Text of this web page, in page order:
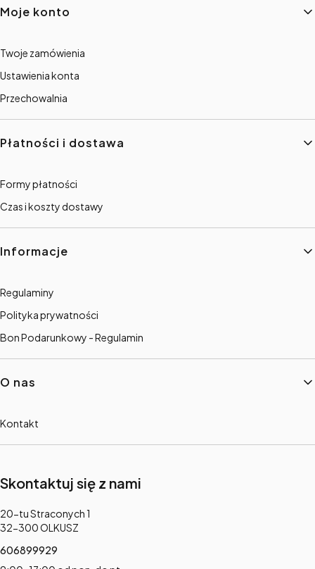
Moje konto
Twoje zamówienia
Ustawienia konta
Przechowalnia
Płatności i dostawa
Formy płatności
Czas i koszty dostawy
Informacje
Regulaminy
Polityka prywatności
Bon Podarunkowy - Regulamin
O nas
Kontakt
Skontaktuj się z nami
Adres:
20-tu Straconych 1
32-300 OLKUSZ
606899929